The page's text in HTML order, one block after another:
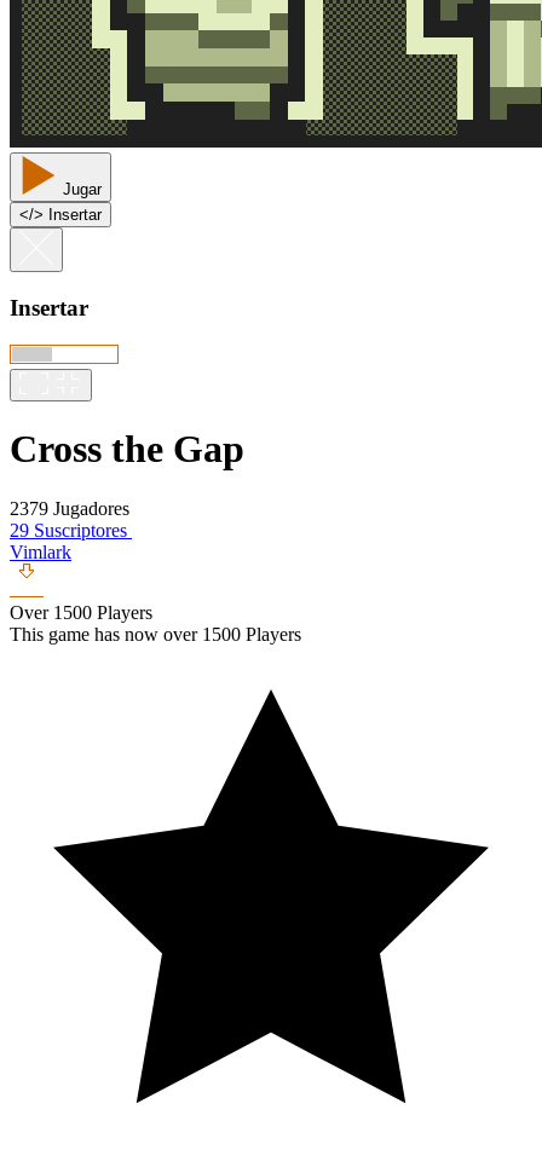
Jugar
</> Insertar
Insertar
Cross the Gap
2379 Jugadores
29 Suscriptores
Vimlark
Over 1500 Players
This game has now over 1500 Players